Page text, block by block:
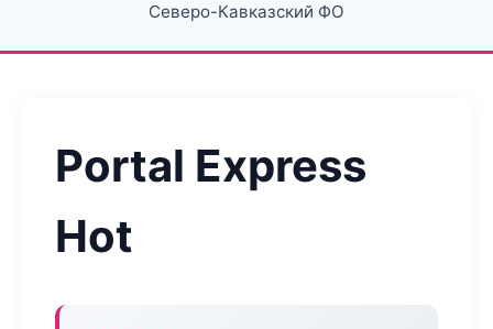
Северо-Кавказский ФО
Portal Express
Hot